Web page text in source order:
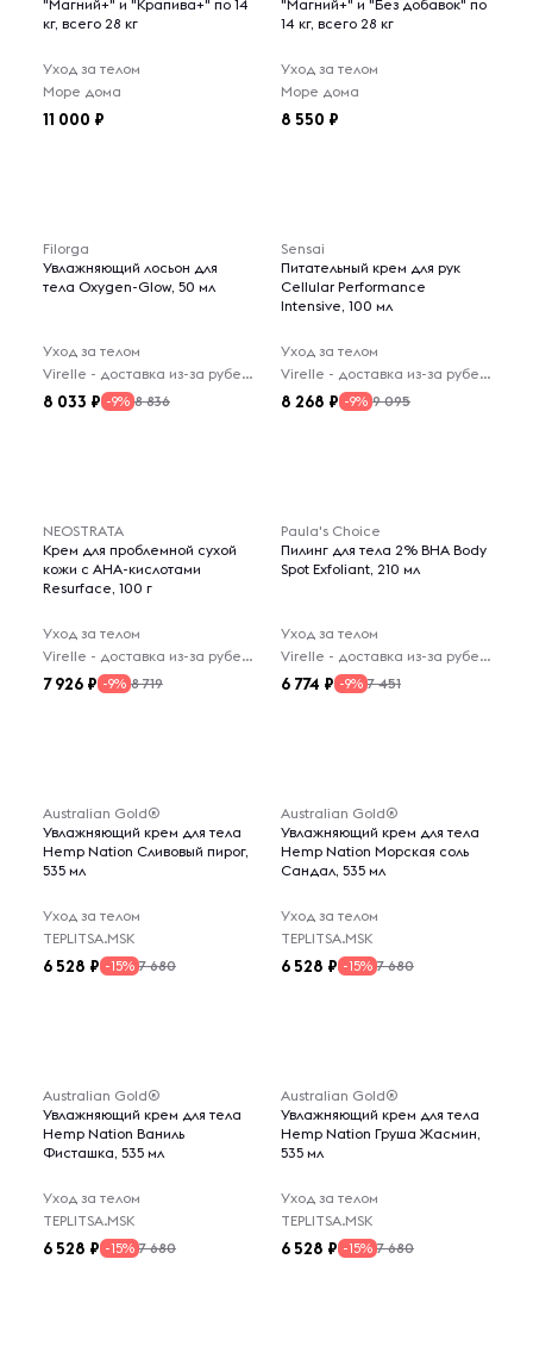
"Магний+" и "Крапива+" по 14
кг, всего 28 кг
Уход за телом
Море дома
11 000
"Магний+" и "Без добавок" по
14 кг, всего 28 кг
Уход за телом
Море дома
8 550
Filorga
Увлажняющий лосьон для
тела Oxygen-Glow, 50 мл
Уход за телом
Virelle - доставка из-за рубежа
8 033 -9% 8 836
Sensai
Питательный крем для рук
Cellular Performance
Intensive, 100 мл
Уход за телом
Virelle - доставка из-за рубежа
8 268 -9% 9 095
NEOSTRATA
Крем для проблемной сухой
кожи с AHA-кислотами
Resurface, 100 г
Уход за телом
Virelle - доставка из-за рубежа
7 926 -9% 8 719
Paula's Choice
Пилинг для тела 2% BHA Body
Spot Exfoliant, 210 мл
Уход за телом
Virelle - доставка из-за рубежа
6 774 -9% 7 451
Australian Gold®
Увлажняющий крем для тела
Hemp Nation Сливовый пирог,
535 мл
Уход за телом
TEPLITSA.MSK
6 528 -15% 7 680
Australian Gold®
Увлажняющий крем для тела
Hemp Nation Морская соль
Сандал, 535 мл
Уход за телом
TEPLITSA.MSK
6 528 -15% 7 680
Australian Gold®
Увлажняющий крем для тела
Hemp Nation Ваниль
Фисташка, 535 мл
Уход за телом
TEPLITSA.MSK
6 528 -15% 7 680
Australian Gold®
Увлажняющий крем для тела
Hemp Nation Груша Жасмин,
535 мл
Уход за телом
TEPLITSA.MSK
6 528 -15% 7 680